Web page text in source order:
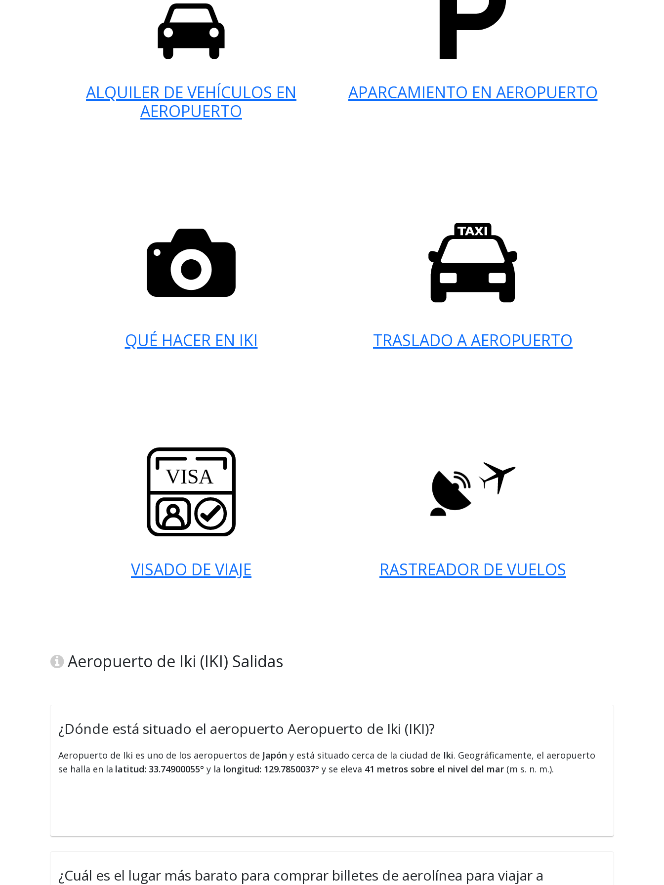
ALQUILER DE VEHÍCULOS EN
AEROPUERTO
APARCAMIENTO EN AEROPUERTO
QUÉ HACER EN IKI TRASLADO A AEROPUERTO
VISADO DE VIAJE RASTREADOR DE VUELOS
Aeropuerto de Iki (IKI) Salidas
¿Dónde está situado el aeropuerto Aeropuerto de Iki (IKI)?
Aeropuerto de Iki es uno de los aeropuertos de Japón y está situado cerca de la ciudad de Iki. Geográficamente, el aeropuerto
se halla en la latitud: 33.74900055° y la longitud: 129.7850037° y se eleva 41 metros sobre el nivel del mar (m s. n. m.).
¿Cuál es el lugar más barato para comprar billetes de aerolínea para viajar a